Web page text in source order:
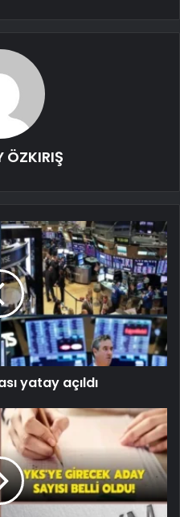
ÖZKIRIŞ
yatay açıldı